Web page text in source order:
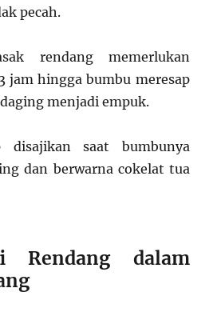
pecah.
rendang memerlukan
jam hingga bumbu meresap
menjadi empuk.
disajikan saat bumbunya
dan berwarna cokelat tua
Rendang dalam